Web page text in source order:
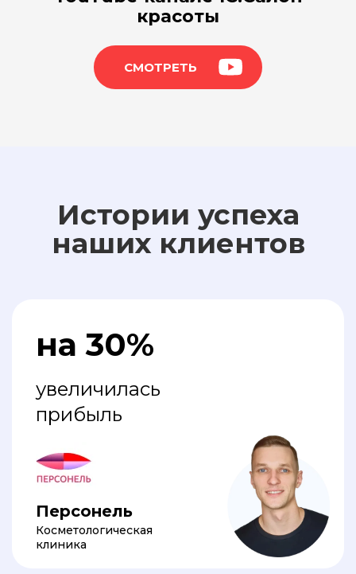
красоты
СМОТРЕТЬ
Истории успеха
наших клиентов
на 30%
увеличилась
прибыль
Персонель
Косметологическая
клиника